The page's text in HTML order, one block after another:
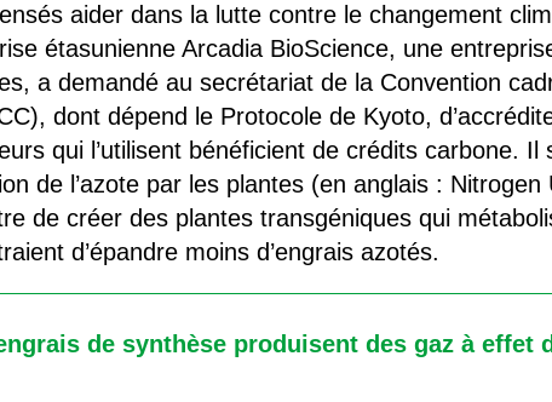
aider dans la lutte contre le changement
étasunienne Arcadia BioScience, une
a demandé au secrétariat de la Convention
dont dépend le Protocole de Kyoto,
qui l’utilisent bénéficient de crédits carbone. Il
de l’azote par les plantes (en anglais :
de créer des plantes transgéniques qui
d’épandre moins d’engrais azotés.
de synthèse produisent des gaz à effet